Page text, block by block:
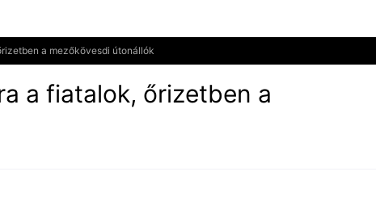
a mezőkövesdi útonállók
a fiatalok, őrizetben a